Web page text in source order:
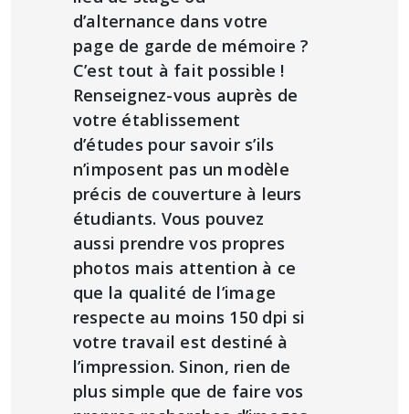
d’alternance dans votre
page de garde de mémoire ?
C’est tout à fait possible !
Renseignez-vous auprès de
votre établissement
d’études pour savoir s’ils
n’imposent pas un modèle
précis de couverture à leurs
étudiants. Vous pouvez
aussi prendre vos propres
photos mais attention à ce
que la qualité de l’image
respecte au moins 150 dpi si
votre travail est destiné à
l’impression. Sinon, rien de
plus simple que de faire vos